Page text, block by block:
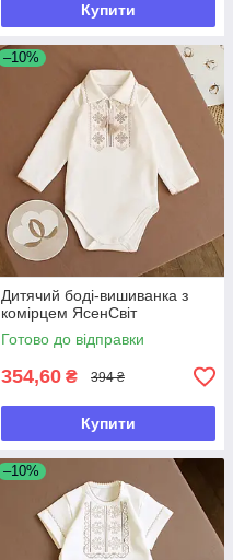
Купити
–10%
Дитячий боді-вишиванка з
комірцем ЯсенСвіт
Готово до відправки
354,60 ₴ 394 ₴
Купити
–10%